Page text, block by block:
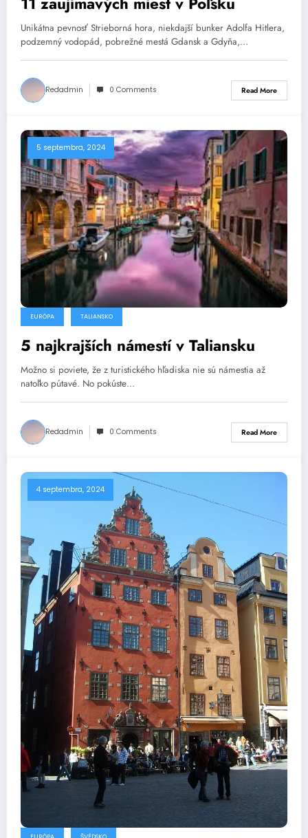
Unikátna pevnosť Strieborná hora, niekdajší bunker Adolfa Hitlera,
podzemný vodopád, pobrežné mestá Gdansk a Gdyňa,…
Redadmin 0 Comments Read More
5 septembra, 2024
EURÓPA TALIANSKO
5 najkrajších námestí v Taliansku
Možno si poviete, že z turistického hľadiska nie sú námestia až
natoľko pútavé. No pokúste…
Redadmin 0 Comments Read More
4 septembra, 2024